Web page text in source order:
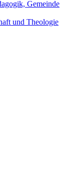
Gemeinde
und Theologie